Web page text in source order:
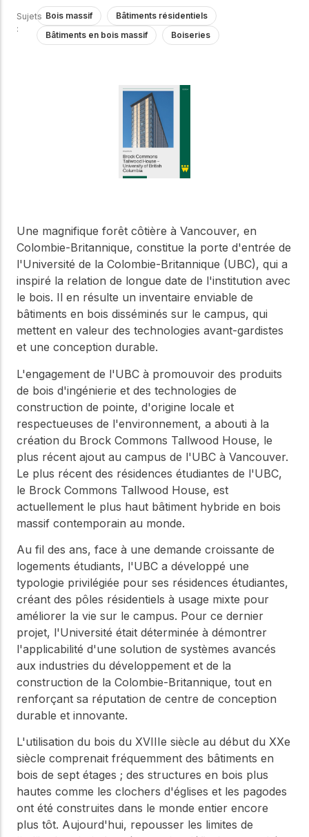
construction en bois.
Outils de
certifiés pour vous
aider à concevoir des
structures en bois
efficaces et durables
en toute confiance et
Développez votre
expertise grâce à des
cours en ligne, des
ateliers et des
formations sur la
construction en bois,
les normes et les
meilleures pratiques.
Réseau
d'innovation
dans le domaine
du bois
Connectez-vous avec
des professionnels et
explorez des idées de
pointe qui stimulent
l'innovation dans la
construction en bois et
la durabilité.
Faites connaissance
avec les dirigeants qui
organisation.
Carrières
Explorez les offres
d'emploi actuelles et les
équipe multidisciplinaire.
Boiseries
Explorez le programme
WoodWorks et
connectez-vous pour
obtenir du support
technique, des conseils
des ressources pratiques
Sujets
:
Bois massif
Bâtiments résidentiels
Bâtiments en bois massif
Boiseries
Une magnifique forêt côtière à Vancouver, en
Colombie-Britannique, constitue la porte d'entrée de
l'Université de la Colombie-Britannique (UBC), qui a
inspiré la relation de longue date de l'institution avec
le bois. Il en résulte un inventaire enviable de
bâtiments en bois disséminés sur le campus, qui
mettent en valeur des technologies avant-gardistes
et une conception durable.
L'engagement de l'UBC à promouvoir des produits
de bois d'ingénierie et des technologies de
construction de pointe, d'origine locale et
respectueuses de l'environnement, a abouti à la
création du Brock Commons Tallwood House, le
plus récent ajout au campus de l'UBC à Vancouver.
Le plus récent des résidences étudiantes de l'UBC,
le Brock Commons Tallwood House, est
actuellement le plus haut bâtiment hybride en bois
massif contemporain au monde.
Au fil des ans, face à une demande croissante de
logements étudiants, l'UBC a développé une
typologie privilégiée pour ses résidences étudiantes,
créant des pôles résidentiels à usage mixte pour
améliorer la vie sur le campus. Pour ce dernier
projet, l'Université était déterminée à démontrer
l'applicabilité d'une solution de systèmes avancés
aux industries du développement et de la
construction de la Colombie-Britannique, tout en
renforçant sa réputation de centre de conception
durable et innovante.
L'utilisation du bois du XVIIIe siècle au début du XXe
siècle comprenait fréquemment des bâtiments en
bois de sept étages ; des structures en bois plus
hautes comme les clochers d'églises et les pagodes
ont été construites dans le monde entier encore
plus tôt. Aujourd'hui, repousser les limites de